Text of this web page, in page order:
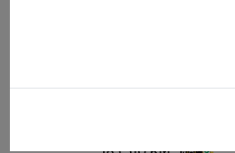
pakket €295,-
zijn
van